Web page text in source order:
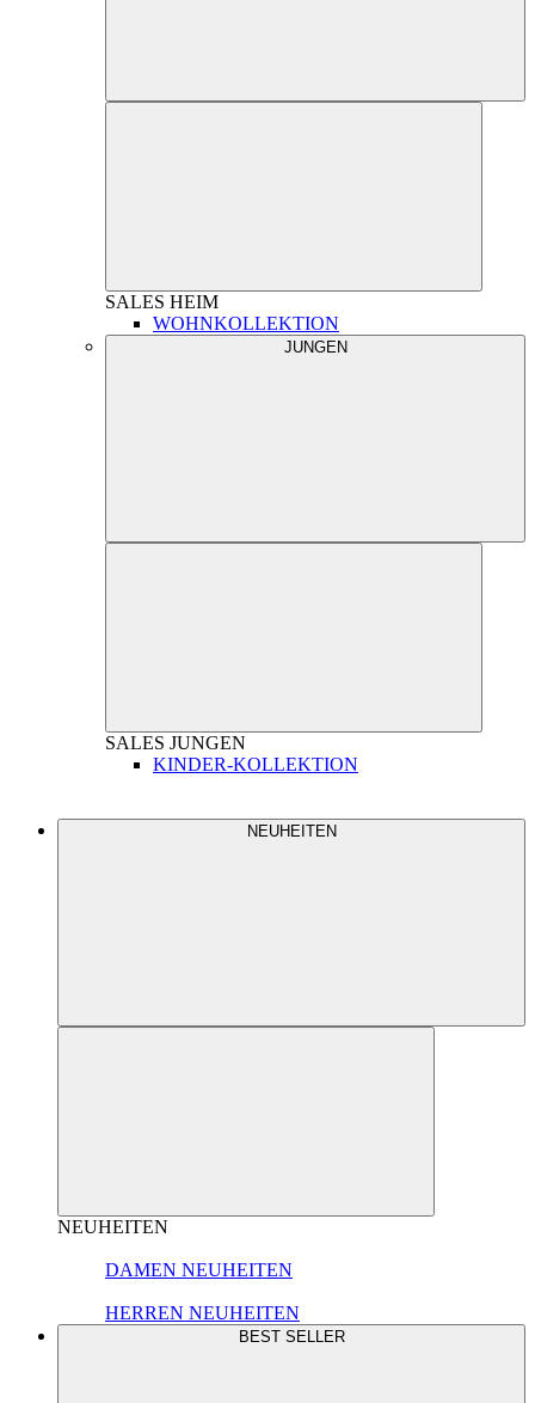
SALES HEIM
WOHNKOLLEKTION
JUNGEN
SALES JUNGEN
KINDER-KOLLEKTION
NEUHEITEN
NEUHEITEN
DAMEN NEUHEITEN
HERREN NEUHEITEN
BEST SELLER